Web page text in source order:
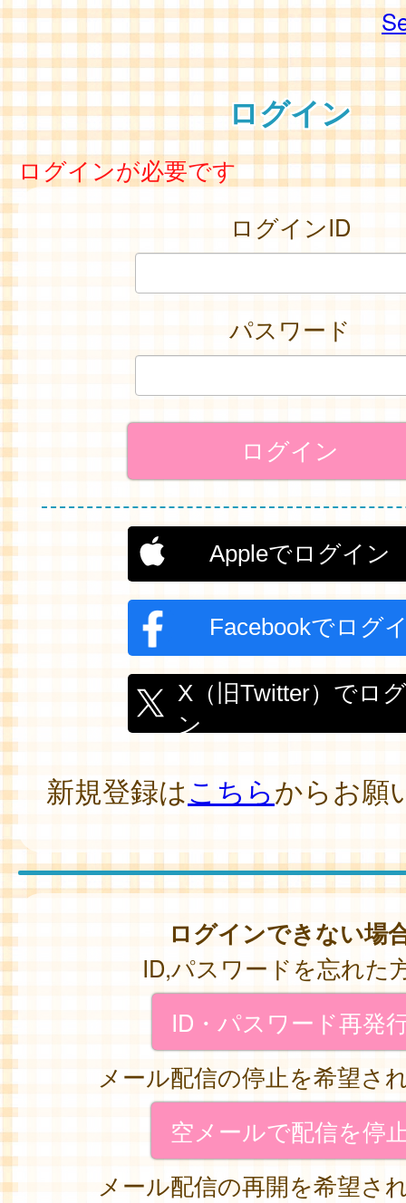
ログイン
ログインが必要です
ログインID
パスワード
Appleでログイン
Facebookでログ
X（旧Twitter）でロ
ン
新規登録はこちらからお願
ログインできない場
ID,パスワードを忘れた
ID・パスワード再発
メール配信の停止を希望さ
空メールで配信を停
メール配信の再開を希望さ